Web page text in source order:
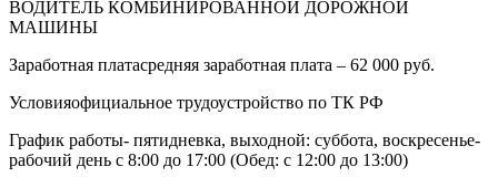
ВОДИТЕЛЬ КОМБИНИРОВАННОЙ ДОРОЖНОЙ
МАШИНЫ
Заработная платасредняя заработная плата – 62 000 руб.
Условияофициальное трудоустройство по ТК РФ
График работы- пятидневка, выходной: суббота, воскресенье-
рабочий день с 8:00 до 17:00 (Обед: с 12:00 до 13:00)